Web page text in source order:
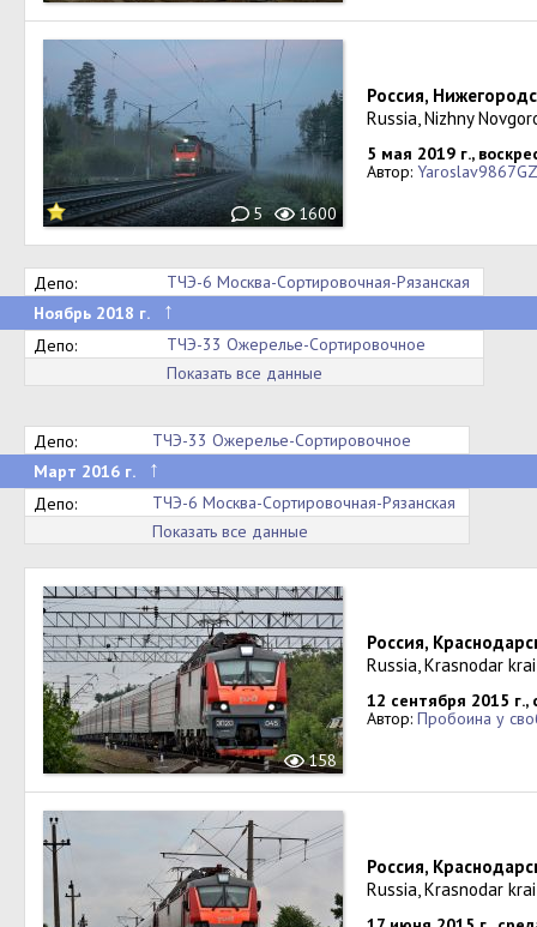
5 1600
Россия,
Russia, Nizhny
5 мая 2019 г.,
Автор:
Депо:
ТЧЭ-6 Москва-Сортировочная-Рязанская
Ноябрь 2018 г.
↑
Депо:
ТЧЭ-33 Ожерельe-Сортировочное
Показать все данные
Депо:
ТЧЭ-33 Ожерельe-Сортировочное
Март 2016 г.
↑
Депо:
ТЧЭ-6 Москва-Сортировочная-Рязанская
Показать все данные
158
Россия,
Russia, Krasnodar
12 сентября 2015 г.,
Автор: Пробоина у
Россия,
Russia, Krasnodar